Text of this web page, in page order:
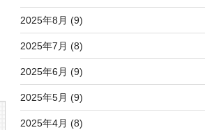
2025年8月 (9)
2025年7月 (8)
2025年6月 (9)
2025年5月 (9)
2025年4月 (8)